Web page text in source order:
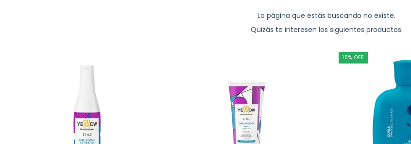
La página que estás buscando no existe.
Quizás te interesen los siguientes productos.
18% OFF